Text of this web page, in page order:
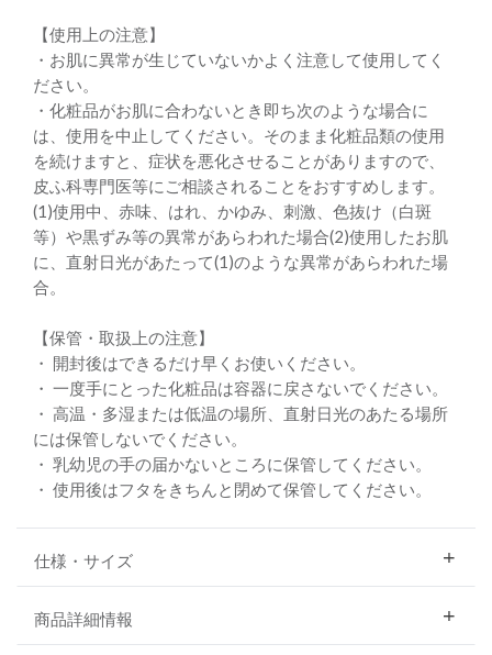
【使用上の注意】
・お肌に異常が生じていないかよく注意して使用してく
ださい。
・化粧品がお肌に合わないとき即ち次のような場合に
は、使用を中止してください。そのまま化粧品類の使用
を続けますと、症状を悪化させることがありますので、
皮ふ科専門医等にご相談されることをおすすめします。
(1)使用中、赤味、はれ、かゆみ、刺激、色抜け（白斑
等）や黒ずみ等の異常があらわれた場合(2)使用したお肌
に、直射日光があたって(1)のような異常があらわれた場
合。
【保管・取扱上の注意】
・ 開封後はできるだけ早くお使いください。
・ 一度手にとった化粧品は容器に戻さないでください。
・ 高温・多湿または低温の場所、直射日光のあたる場所
には保管しないでください。
・ 乳幼児の手の届かないところに保管してください。
・ 使用後はフタをきちんと閉めて保管してください。
仕様・サイズ
商品詳細情報